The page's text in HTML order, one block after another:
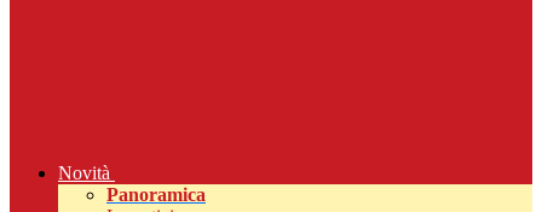
Novità
Panoramica